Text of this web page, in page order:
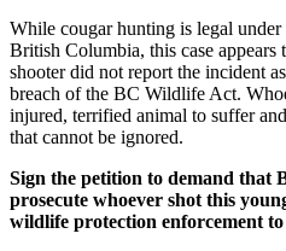
While cougar hunting is legal
British Columbia, this case
shooter did not report the incident
breach of the BC Wildlife Act.
injured, terrified animal to suffer
that cannot be ignored.
Sign the petition to demand that
prosecute whoever shot this
wildlife protection enforcement